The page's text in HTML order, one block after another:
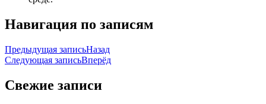
Навигация по записям
Предыдущая записьНазад
Следующая записьВперёд
Свежие записи